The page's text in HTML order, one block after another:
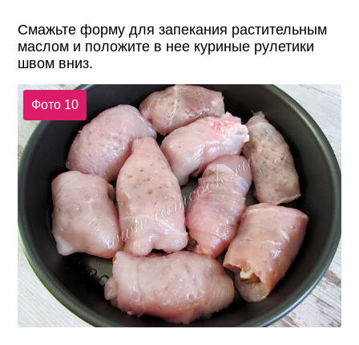
Смажьте форму для запекания растительным
маслом и положите в нее куриные рулетики
швом вниз.
Фото 10